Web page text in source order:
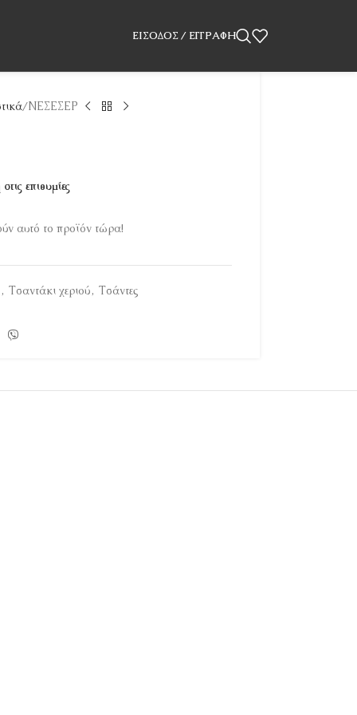
ΕΊΣΟΔΟΣ / ΕΓΓΡΑΦΉ
ΝΕΣΕΣΕΡ
επιθυμίες
αυτό το προϊόν τώρα!
, Τσαντάκι χεριού, Τσάντες